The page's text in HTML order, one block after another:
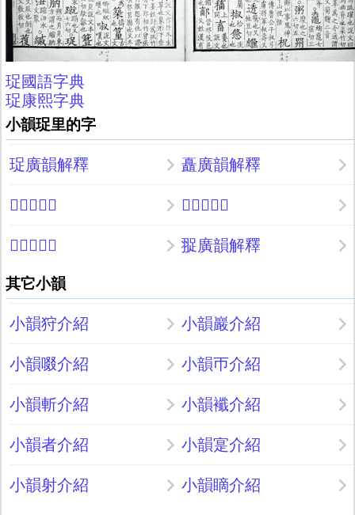
珿國語字典
珿康熙字典
小韻珿里的字
珿廣韻解釋 矗廣韻解釋
𪘏廣韻解釋 𨴖廣韻解釋
𧯩廣韻解釋 䎌廣韻解釋
其它小韻
小韻狩介紹 小韻巖介紹
小韻啜介紹 小韻帀介紹
小韻斬介紹 小韻襳介紹
小韻者介紹 小韻寔介紹
小韻射介紹 小韻䁤介紹